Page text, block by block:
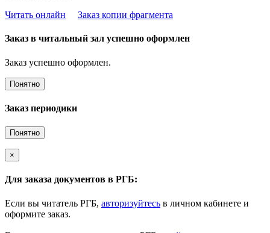
Читать онлайн
Заказ копии фрагмента
Заказ в читальный зал успешно оформлен
Заказ успешно оформлен.
Понятно
Заказ периодики
Понятно
×
Для заказа документов в РГБ:
Если вы читатель РГБ, авторизуйтесь в личном кабинете и
оформите заказ.